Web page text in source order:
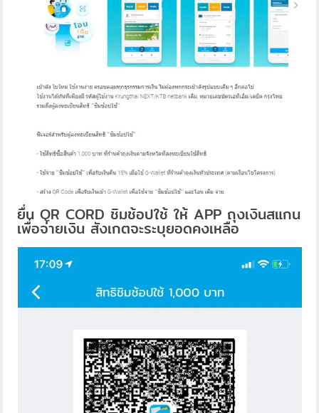
ยื่น QR CORD ชิมช้อปใช้ ให้ APP ถุงเงินสแกน
เพื่อจ่ายเงิน สังเกตจะระบุยอดคงเหลือ